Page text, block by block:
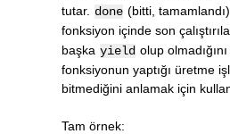
tutar. done (bitti,
fonksiyon içinde son
başka yield olup
fonksiyonun yaptığı üretme
bitmediğini anlamak için
Tam örnek: